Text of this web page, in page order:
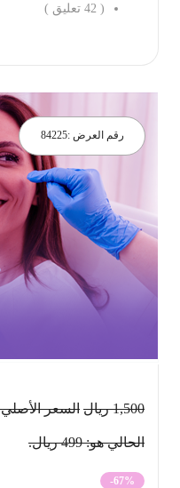
42 تعليق )
رقم العرض :84225
1,500 ريال السعر الأصلي هو: 1,500 ريال.
الحالي هو: 499 ريال.
-67%